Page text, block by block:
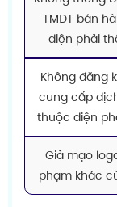
TMĐT bán
diện phải
Không đăng
cung cấp
thuộc diện
Giả mạo
phạm khác